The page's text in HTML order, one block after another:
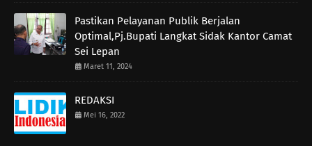
Pastikan Pelayanan Publik Berjalan
Optimal,Pj.Bupati Langkat Sidak Kantor Camat
Sei Lepan
Maret 11, 2024
REDAKSI
Mei 16, 2022